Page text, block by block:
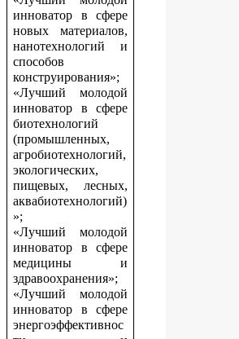
инноватор в сфере
новых материалов,
нанотехнологий и
способов
конструирования»;
«Лучший молодой
инноватор в сфере
биотехнологий
(промышленных,
агробиотехнологий,
экологических,
пищевых, лесных,
аквабиотехнологий)
»;
«Лучший молодой
инноватор в сфере
медицины и
здравоохранения»;
«Лучший молодой
инноватор в сфере
энергоэффективнос